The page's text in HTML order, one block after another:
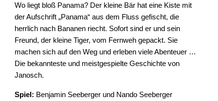
Wo liegt bloß Panama? Der kleine Bär hat eine Kiste mit
der Aufschrift „Panama“ aus dem Fluss gefischt, die
herrlich nach Bananen riecht. Sofort sind er und sein
Freund, der kleine Tiger, vom Fernweh gepackt. Sie
machen sich auf den Weg und erleben viele Abenteuer …
Die bekannteste und meistgespielte Geschichte von
Janosch.
Spiel: Benjamin Seeberger und Nando Seeberger